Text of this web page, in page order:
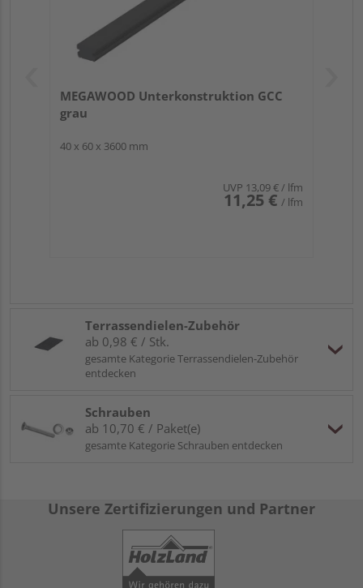
MEGAWOOD Unterkonstruktion GCC
grau
40 x 60 x 3600 mm
UVP 13,09 €/ lfm
11,25 € / lfm
Terrassendielen-Zubehör
ab 0,98 € / Stk.
gesamte Kategorie Terrassendielen-Zubehör
entdecken
Schrauben
ab 10,70 € / Paket(e)
gesamte Kategorie Schrauben entdecken
Unsere Zertifizierungen und Partner